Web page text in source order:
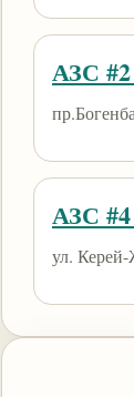
АЗС
АЗС #4
ул. Керей-